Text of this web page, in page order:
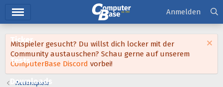
Ticker
Tests
Downloads
Anmelden
Mitspieler gesucht? Du willst dich locker mit der
Community austauschen? Schau gerne auf unserem
ComputerBase Discord vorbei!
Actionspiele